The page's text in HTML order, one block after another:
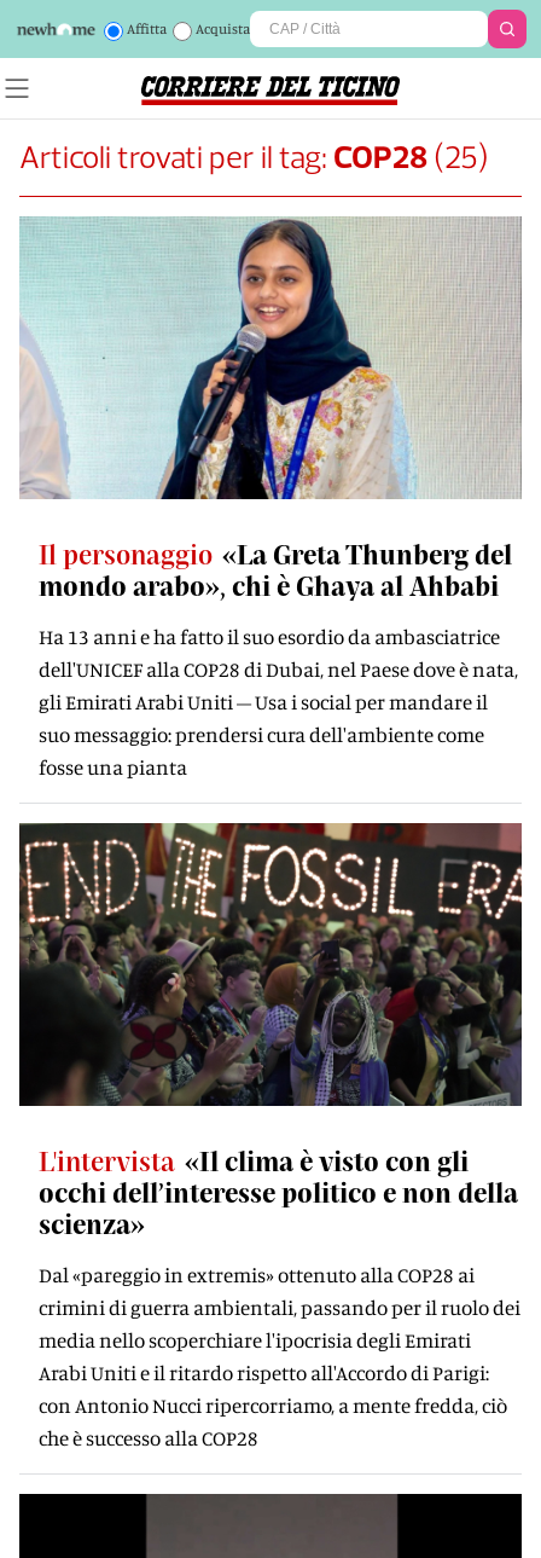
Affitta Acquista
Articoli trovati per il tag: COP28(25)
Il personaggio «La Greta Thunberg del
mondo arabo», chi è Ghaya al Ahbabi
Ha 13 anni e ha fatto il suo esordio da ambasciatrice
dell'UNICEF alla COP28 di Dubai, nel Paese dove è nata,
gli Emirati Arabi Uniti – Usa i social per mandare il
suo messaggio: prendersi cura dell'ambiente come
fosse una pianta
L'intervista «Il clima è visto con gli
occhi dell’interesse politico e non della
scienza»
Dal «pareggio in extremis» ottenuto alla COP28 ai
crimini di guerra ambientali, passando per il ruolo dei
media nello scoperchiare l'ipocrisia degli Emirati
Arabi Uniti e il ritardo rispetto all'Accordo di Parigi:
con Antonio Nucci ripercorriamo, a mente fredda, ciò
che è successo alla COP28